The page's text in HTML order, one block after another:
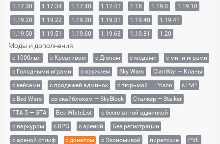
1.17.30
1.17.34 1.17.40 1.17.41 1.18 1.19.0
1.19.10
1.19.20
1.19.22 1.19.30 1.19.31 1.19.40
1.19.41
1.19.50
1.19.51 1.19.60 1.19.63 1.19.81 1.20
Моды и дополнения:
с 1000лвл c Креативом с Дюпом с модами
с мини играми
с Голодными играми
с оружием Sky Wars
ClanWar — Кланы
с кейсами
с продажей админок с тюрьмой — Prison
с PvP
с Bed Wars
со скайблоком — SkyBlock
Сталкер — Stalker
ГТА 5 — GTA
Без WhiteList
с бесплатной админкой
с паркуром
с RPG с ареной
Без регистрации
с ареной сплиф
с донатом с Экономикой пиратские
PVE